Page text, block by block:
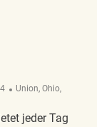
Ort
Union, Ohio,
jeder Tag